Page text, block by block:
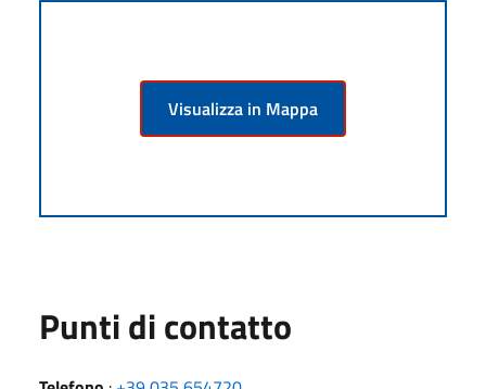
Visualizza in Mappa
Punti di contatto